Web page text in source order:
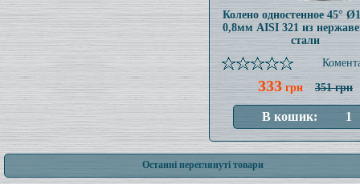
Колено одностенное 45°
0,8мм AISI 321 из
стали
333 грн 351 грн
Останні переглянуті товари